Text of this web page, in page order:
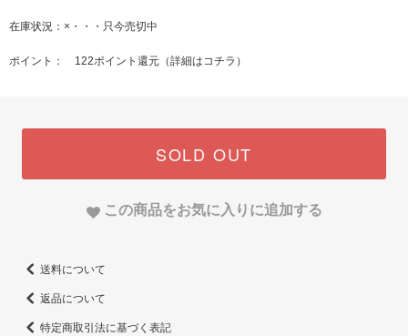
在庫状況：×・・・只今売切中
ポイント： 122ポイント還元（詳細はコチラ ）
SOLD OUT
この商品をお気に入りに追加する
送料について
返品について
特定商取引法に基づく表記